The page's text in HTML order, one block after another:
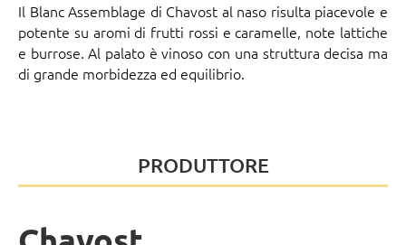
Il Blanc Assemblage di Chavost al naso risulta piacevole e
potente su aromi di frutti rossi e caramelle, note lattiche
e burrose. Al palato è vinoso con una struttura decisa ma
di grande morbidezza ed equilibrio.
PRODUTTORE